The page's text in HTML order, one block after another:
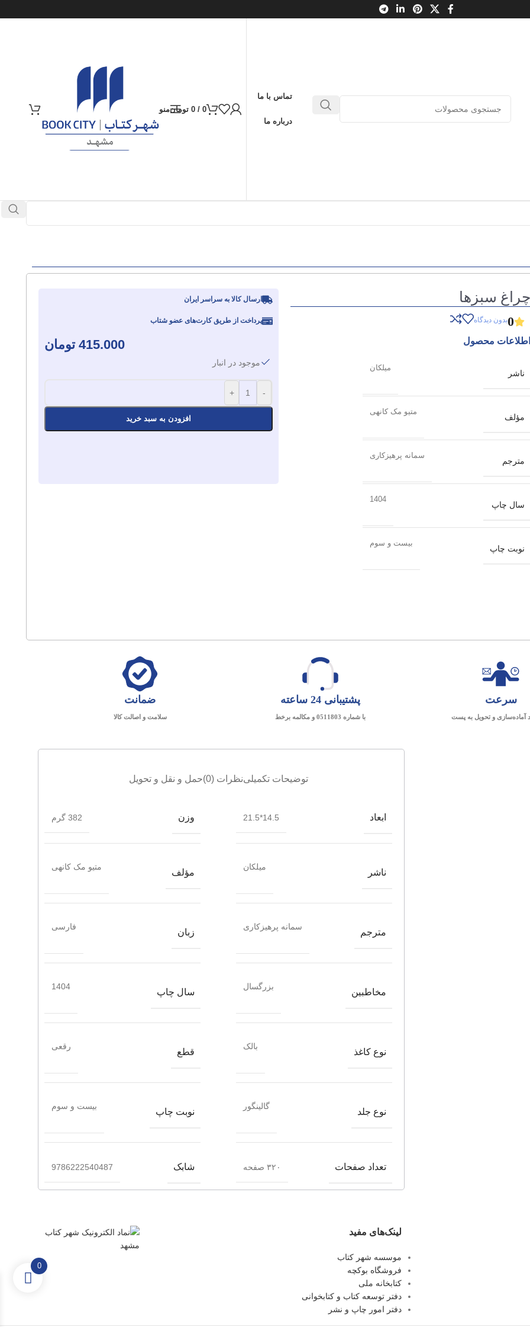
تماس با ما
درباره ما
0
/
0 تومانمنو
چراغ سبزها
0بدون دیدگاه
اطلاعات محصول
ناشر
میلکان
مؤلف
متیو مک کانهی
مترجم
سمانه پرهیزکاری
سال چاپ
1404
نوبت چاپ
بیست و سوم
ارسال کالا به سراسر ایران
پرداخت از طریق کارت‌های عضو شتاب
415.000 تومان
موجود در انبار
-
+
افزودن به سبد خرید
سرعت
آماده‌سازی و تحویل به پست
پشتیبانی 24 ساعته
با شماره 0511803 و مکالمه برخط
ضمانت
سلامت و اصالت کالا
توضیحات تکمیلینظرات (0) حمل و نقل و تحویل
ابعاد 14.5*21.5 وزن 382 گرم
ناشر
میلکان
مؤلف
متیو مک کانهی
مترجم
سمانه پرهیزکاری
زبان
فارسی
مخاطبین
بزرگسال
سال چاپ
1404
نوع کاغذ
بالک
قطع
رقعی
نوع جلد
گالینگور
نوبت چاپ
بیست و سوم
تعداد صفحات ۳۲۰ صفحه شابک 9786222540487
لینک‌های مفید
موسسه شهر کتاب
فروشگاه بوکچه
کتابخانه ملی
دفتر توسعه کتاب و کتابخوانی
دفتر امور چاپ و نشر
0